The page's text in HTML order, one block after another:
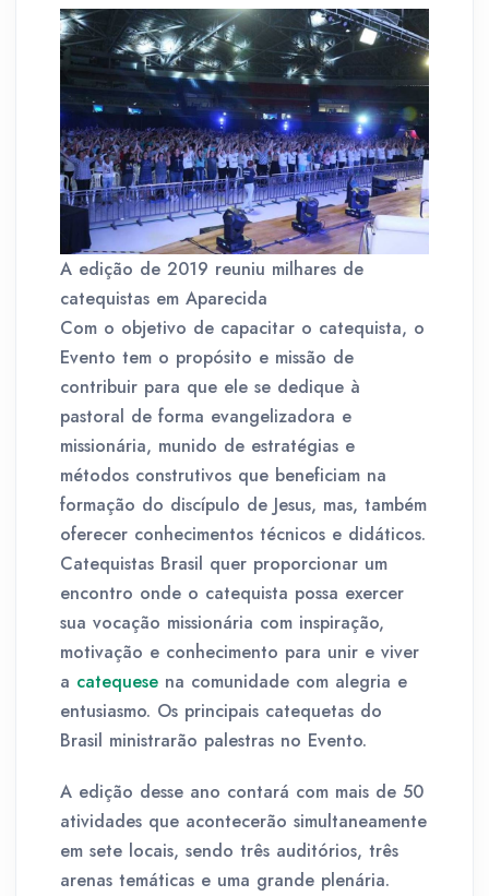
A edição de 2019 reuniu milhares de
catequistas em Aparecida
Com o objetivo de capacitar o catequista, o
Evento tem o propósito e missão de
contribuir para que ele se dedique à
pastoral de forma evangelizadora e
missionária, munido de estratégias e
métodos construtivos que beneficiam na
formação do discípulo de Jesus, mas, também
oferecer conhecimentos técnicos e didáticos.
Catequistas Brasil quer proporcionar um
encontro onde o catequista possa exercer
sua vocação missionária com inspiração,
motivação e conhecimento para unir e viver
a catequese na comunidade com alegria e
entusiasmo. Os principais catequetas do
Brasil ministrarão palestras no Evento.
A edição desse ano contará com mais de 50
atividades que acontecerão simultaneamente
em sete locais, sendo três auditórios, três
arenas temáticas e uma grande plenária.